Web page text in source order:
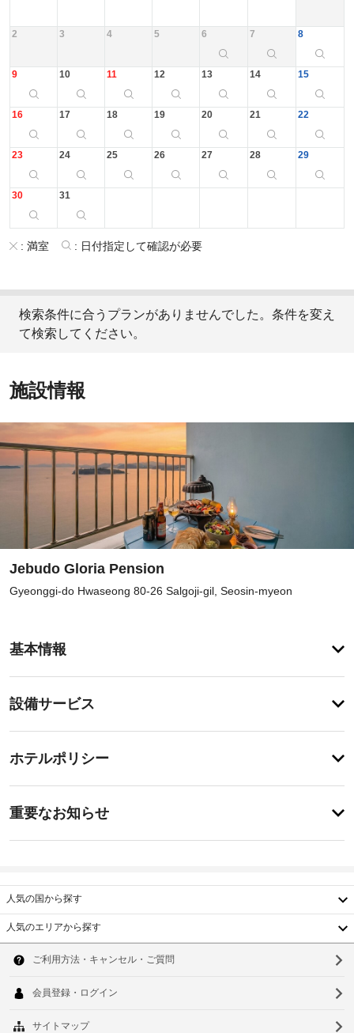
2 3 4 5 6 7 8
9 10 11 12 13 14 15
16 17 18 19 20 21 22
23 24 25 26 27 28 29
30 31
: 満室 : 日付指定して確認が必要
検索条件に合うプランがありませんでした。条件を変え
て検索してください。
施設情報
Jebudo Gloria Pension
Gyeonggi-do Hwaseong 80-26 Salgoji-gil, Seosin-myeon
基本情報
録
が
ま
ん
設備サービス
録
あ
ま
ホテルポリシー
録
が
ま
ん
重要なお知らせ
に
あ
人気の国から探す
韓
国
人気のエリアから探す
ウ